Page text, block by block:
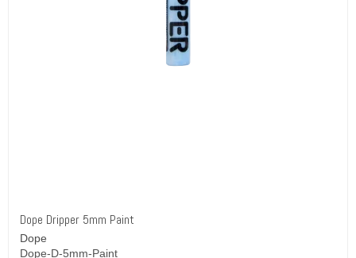
Dope Dripper 5mm Paint
Dope
Dope-D-5mm-Paint